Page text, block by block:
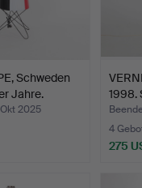
Schweden
Jahre.
2025
1998.
4
275